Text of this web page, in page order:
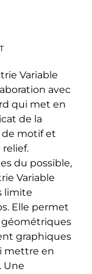
:
€
€
Variable
avec
qui met en
de la
de motif et
du possible,
Variable
limite
Elle permet
géométriques
graphiques
mettre en
Une